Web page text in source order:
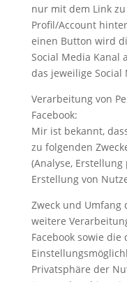
nur mit dem Link
Profil/Account
einen Button wird
Social Media Kanal
das jeweilige
Verarbeitung von
Facebook:
Mir ist bekannt,
zu folgenden
(Analyse,
Erstellung von
Zweck und
weitere
Facebook sowie
Privatsphäre der